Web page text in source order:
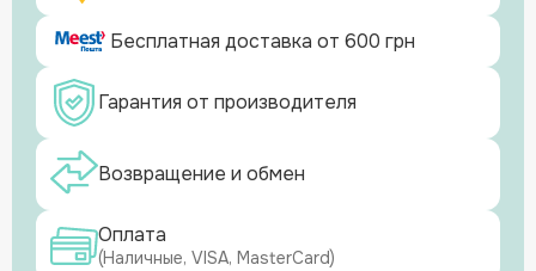
Бесплатная доставка от 600 грн
Гарантия от производителя
Возвращение и обмен
Оплата
(Наличные, VISA, MasterCard)